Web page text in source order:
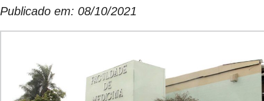
Publicado em: 08/10/2021